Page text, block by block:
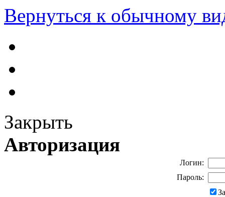
Вернуться к обычному
Закрыть
Авторизация
Логин:
Пароль: